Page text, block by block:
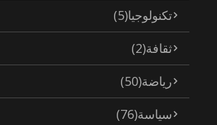
تكنولوجيا(5)
ثقافة(2)
رياضة(50)
سياسة(76)